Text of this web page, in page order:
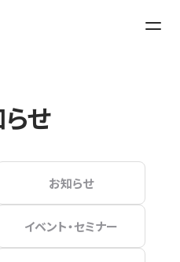
せ
お知らせ
イベント・セミナー